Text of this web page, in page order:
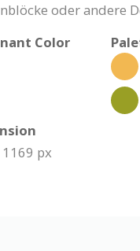
oder andere
Color
px